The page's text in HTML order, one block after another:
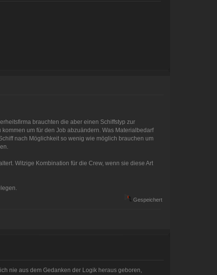
brauchten die aber einen Schiffstyp zur
um für den Job abzuändern. Was Materialbedarf
nach Möglichkeit so wenig wie möglich brauchen um
Witzige Kombination für die Crew, wenn sie diese Art
Gespeichert
nie aus dem Gedanken der Logik heraus geboren,